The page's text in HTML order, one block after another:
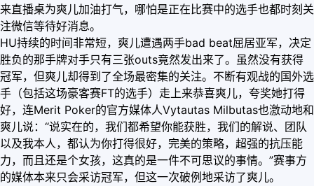
来直播桌为爽儿加油打气，哪怕是正在比赛中的选手也都时刻关
注微信等待好消息。
HU持续的时间非常短，爽儿遭遇两手bad beat屈居亚军，决定
胜负的那手牌对手只有三张outs竟然发出来了。虽然没有获得
冠军，但爽儿却得到了全场最密集的关注。不断有观战的国外选
手（包括这场豪客赛FT的选手）走上来恭喜爽儿，夸奖她打得
好，连Merit Poker的官方媒体人Vytautas Milbutas也激动地和
爽儿说：“说实在的，我们都希望你能获胜，我们的解说、团队
以及我本人，都认为你打得很好，完美的策略，超强的抗压能
力，而且还是个女孩，这真的是一件不可思议的事情。”赛事方
的媒体本来只会采访冠军，但这一次破例地采访了爽儿。